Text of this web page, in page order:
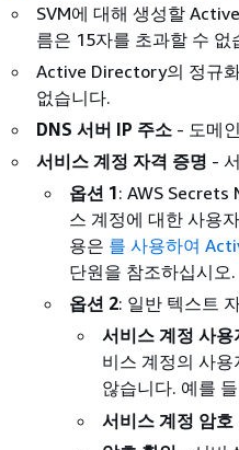
SVM에 대해 생성할
름은 15자를 초과할 수
Active Directory의 정규
없습니다.
DNS 서버 IP 주소 - 도메
서비스 계정 자격 증명 -
옵션 1: AWS
스 계정에 대한 사용
용은 를 사용하여
단원을 참조하십시오.
옵션 2: 일반 텍스트
서비스 계정 사용
비스 계정의 사
않습니다. 예를
서비스 계정 암호